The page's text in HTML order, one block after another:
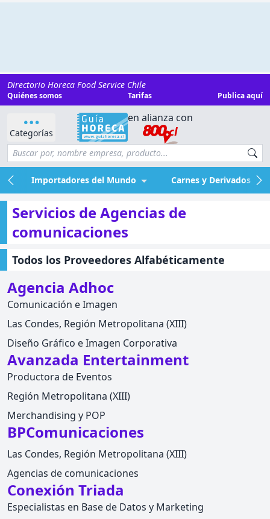
Directorio Horeca Food Service Chile
Quiénes somos Tarifas Publica aquí
Categorías
en alianza con
Importadores del Mundo Carnes y Derivados
Servicios de Agencias de
comunicaciones
Todos los Proveedores Alfabéticamente
Agencia Adhoc
Comunicación e Imagen
Las Condes, Región Metropolitana (XIII)
Diseño Gráfico e Imagen Corporativa
Avanzada Entertainment
Productora de Eventos
Región Metropolitana (XIII)
Merchandising y POP
BPComunicaciones
Las Condes, Región Metropolitana (XIII)
Agencias de comunicaciones
Conexión Triada
Especialistas en Base de Datos y Marketing